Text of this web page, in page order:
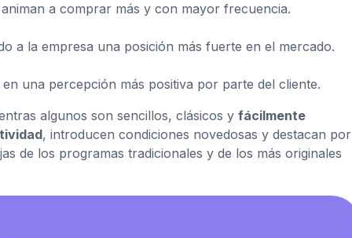
a comprar más y con mayor frecuencia.
a la empresa una posición más fuerte en el mercado.
una percepción más positiva por parte del cliente.
algunos son sencillos, clásicos y fácilmente
, introducen condiciones novedosas y destacan por
de los programas tradicionales y de los más originales